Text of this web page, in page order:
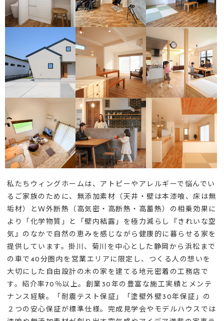
私たちウィングホームは、アトピーやアレルギーで悩んでい
るご家族のために、無添加素材（天井・壁は本漆喰、床は無
垢材）とＷ外断熱（高気密・高断熱・高蓄熱）の相乗効果に
より「化学物質」と「壁内結露」を極力減らし『きれいな空
気』のなかで自然の恵みを感じながら健康的に暮らせる家を
提供しています。掛川、菊川を中心とした静岡から浜松まで
の車で40分圏内を営業エリアに限定し、つくる人の想いを
大切にした自由設計の木の家を建てる地元密着の工務店で
す。紹介率70％以上。創業30年の豊富な施工実績とメンテ
ナンス経験。「耐震テスト保証」「塗壁外壁30年保証」の
２つの安心保証が標準仕様。完成見学会やモデルハウスでは